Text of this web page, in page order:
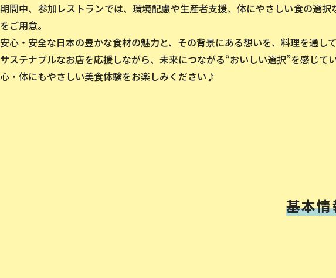
期間中、参加レストランでは、環境配慮や生産者支援、体にやさしい食の選
をご用意。
安心・安全な日本の豊かな食材の魅力と、その背景にある想いを、料理を通して
サステナブルなお店を応援しながら、未来につながる“おいしい選択”を感じてい
心・体にもやさしい美食体験をお楽しみください♪
基本